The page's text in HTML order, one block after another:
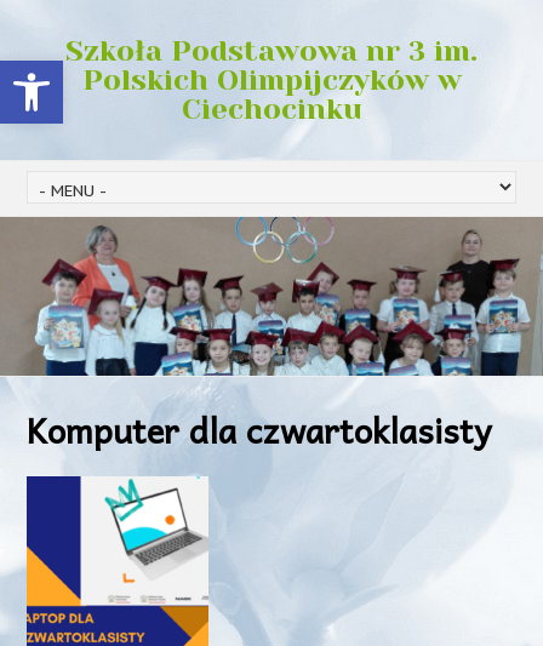
Open toolbar
Szkoła Podstawowa nr 3 im.
Polskich Olimpijczyków w
Ciechocinku
Komputer dla czwartoklasisty